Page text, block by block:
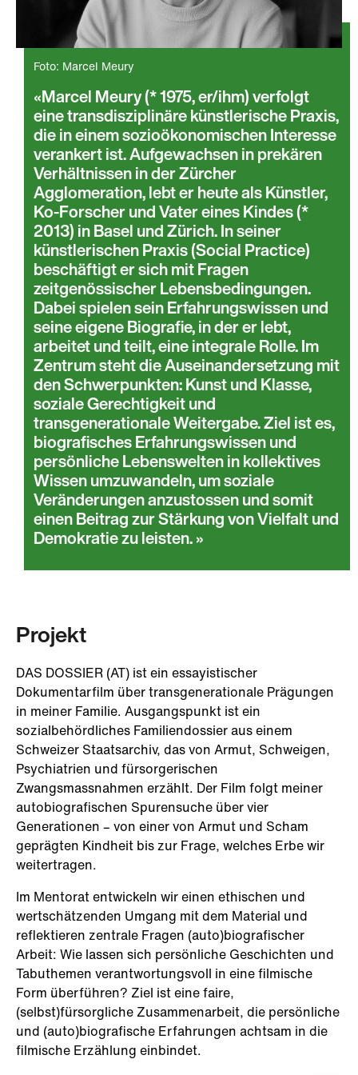
Foto: Marcel Meury
Marcel Meury (* 1975, er/ihm) verfolgt
eine transdisziplinäre künstlerische Praxis,
die in einem sozioökonomischen Interesse
verankert ist. Aufgewachsen in prekären
Verhältnissen in der Zürcher
Agglomeration, lebt er heute als Künstler,
Ko-Forscher und Vater eines Kindes (*
2013) in Basel und Zürich. In seiner
künstlerischen Praxis (Social Practice)
beschäftigt er sich mit Fragen
zeitgenössischer Lebensbedingungen.
Dabei spielen sein Erfahrungswissen und
seine eigene Biografie, in der er lebt,
arbeitet und teilt, eine integrale Rolle. Im
Zentrum steht die Auseinandersetzung mit
den Schwerpunkten: Kunst und Klasse,
soziale Gerechtigkeit und
transgenerationale Weitergabe. Ziel ist es,
biografisches Erfahrungswissen und
persönliche Lebenswelten in kollektives
Wissen umzuwandeln, um soziale
Veränderungen anzustossen und somit
einen Beitrag zur Stärkung von Vielfalt und
Demokratie zu leisten.
Projekt
DAS DOSSIER (AT) ist ein essayistischer
Dokumentarfilm über transgenerationale Prägungen
in meiner Familie. Ausgangspunkt ist ein
sozialbehördliches Familiendossier aus einem
Schweizer Staatsarchiv, das von Armut, Schweigen,
Psychiatrien und fürsorgerischen
Zwangsmassnahmen erzählt. Der Film folgt meiner
autobiografischen Spurensuche über vier
Generationen – von einer von Armut und Scham
geprägten Kindheit bis zur Frage, welches Erbe wir
weitertragen.
Im Mentorat entwickeln wir einen ethischen und
wertschätzenden Umgang mit dem Material und
reflektieren zentrale Fragen (auto)biografischer
Arbeit: Wie lassen sich persönliche Geschichten und
Tabuthemen verantwortungsvoll in eine filmische
Form überführen? Ziel ist eine faire,
(selbst)fürsorgliche Zusammenarbeit, die persönliche
und (auto)biografische Erfahrungen achtsam in die
filmische Erzählung einbindet.